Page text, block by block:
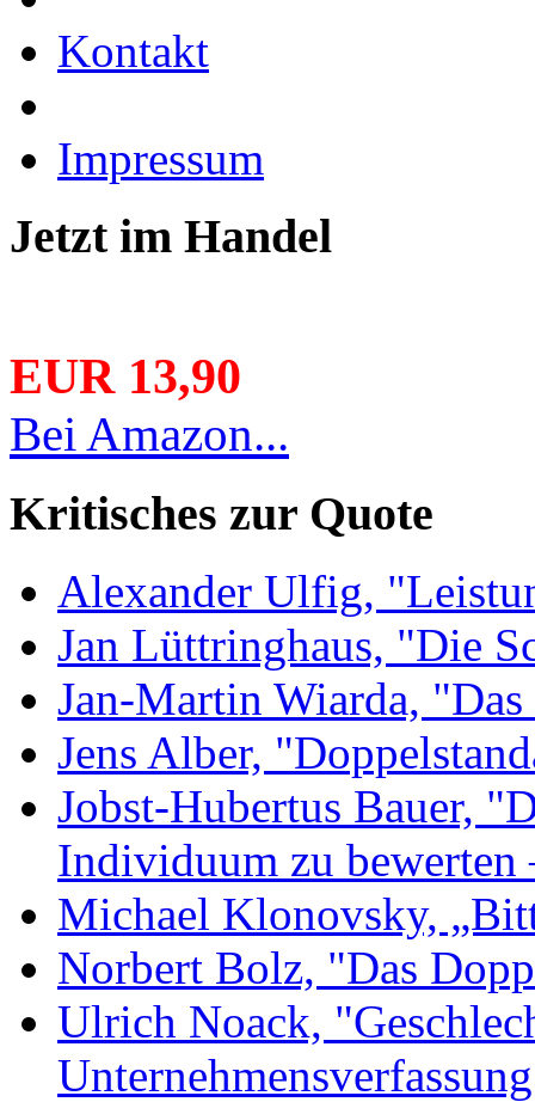
Kontakt
Impressum
Jetzt im Handel
EUR 13,90
Bei Amazon...
Kritisches zur Quote
Alexander Ulfig,
Jan Lüttringhaus, "Die
Jan-Martin Wiarda,
Jens Alber,
Jobst-Hubertus Bauer,
Individuum zu
Michael Klonovsky,
Norbert Bolz, "Das
Ulrich Noack,